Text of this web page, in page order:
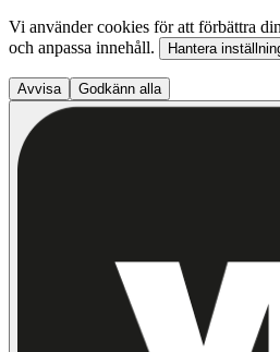
Vi använder cookies för att förbättra
och anpassa innehåll.
Hantera
Avvisa Godkänn alla